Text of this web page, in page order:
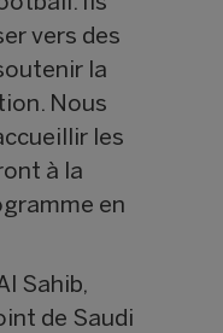
vers des
la
Nous
les
à la
en
Sahib,
de Saudi